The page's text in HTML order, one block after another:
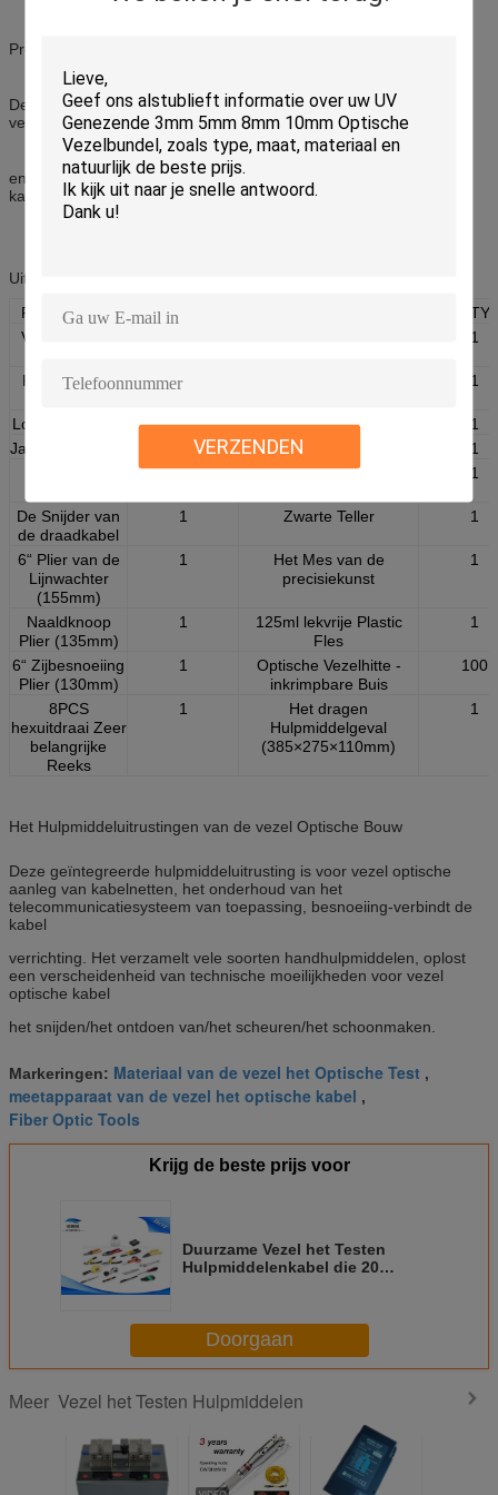
VERZENDEN
Professionele Combinatie
Deze uitrusting bevat 20 verschillende hulpmiddelen met
verschillende functies wat een reeks van economisch is
en de praktische uitrusting van het de bouwhulpmiddel van het
kabelgebied.
Uitrustingsinhoud
Productnaam
QTY
QTY
Vezel Optisch
1
Kevlarschaar 1 1
Losse Buis Plier 1 6“ Lange Neus Plier
1
Jasjeafbijtmiddel
3.5m Meetlint (TAJIMA)
1
1 Precisietang 1
De Snijder van
de draadkabel
1 Zwarte Teller 1
6“ Plier van de
Lijnwachter
(155mm)
1
Het Mes van de
precisiekunst
1
Naaldknoop
Plier (135mm)
1
125ml lekvrije Plastic
Fles
1
6“ Zijbesnoeiing
Plier (130mm)
1
Optische Vezelhitte -
inkrimpbare Buis
100
8PCS
hexuitdraai Zeer
belangrijke
Reeks
1
Het dragen
Hulpmiddelgeval
(385×275×110mm)
1
Het Hulpmiddeluitrustingen van de vezel Optische Bouw
Deze geïntegreerde hulpmiddeluitrusting is voor vezel optische
aanleg van kabelnetten, het onderhoud van het
telecommunicatiesysteem van toepassing, besnoeiing-verbindt de
kabel
verrichting. Het verzamelt vele soorten handhulpmiddelen, oplost
een verscheidenheid van technische moeilijkheden voor vezel
optische kabel
het snijden/het ontdoen van/het scheuren/het schoonmaken.
Markeringen: Materiaal van de vezel het Optische Test ,
meetapparaat van de vezel het optische kabel ,
Fiber Optic Tools
Krijg de beste prijs voor
Duurzame Vezel het Testen
Hulpmiddelenkabel die 20
Doorgaan
Meer Vezel het Testen Hulpmiddelen